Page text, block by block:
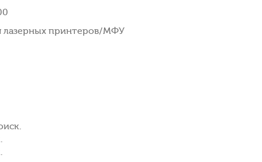
лазерных принтеров/МФУ